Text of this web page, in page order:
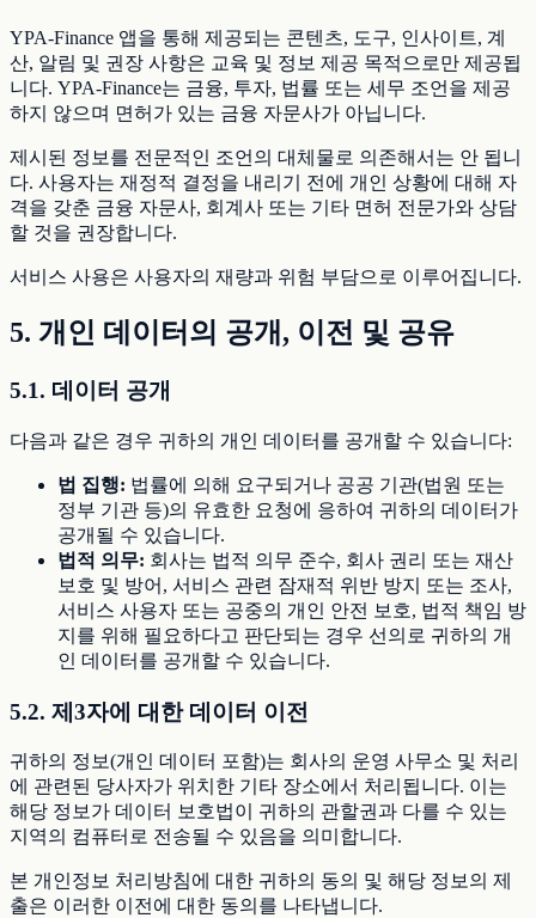
YPA-Finance 앱을 통해 제공되는 콘텐츠, 도구, 인사이트, 계
산, 알림 및 권장 사항은 교육 및 정보 제공 목적으로만 제공됩
니다. YPA-Finance는 금융, 투자, 법률 또는 세무 조언을 제공
하지 않으며 면허가 있는 금융 자문사가 아닙니다.
제시된 정보를 전문적인 조언의 대체물로 의존해서는 안 됩니
다. 사용자는 재정적 결정을 내리기 전에 개인 상황에 대해 자
격을 갖춘 금융 자문사, 회계사 또는 기타 면허 전문가와 상담
할 것을 권장합니다.
서비스 사용은 사용자의 재량과 위험 부담으로 이루어집니다.
5. 개인 데이터의 공개, 이전 및 공유
5.1. 데이터 공개
다음과 같은 경우 귀하의 개인 데이터를 공개할 수 있습니다:
법 집행: 법률에 의해 요구되거나 공공 기관(법원 또는
정부 기관 등)의 유효한 요청에 응하여 귀하의 데이터가
공개될 수 있습니다.
법적 의무: 회사는 법적 의무 준수, 회사 권리 또는 재산
보호 및 방어, 서비스 관련 잠재적 위반 방지 또는 조사,
서비스 사용자 또는 공중의 개인 안전 보호, 법적 책임 방
지를 위해 필요하다고 판단되는 경우 선의로 귀하의 개
인 데이터를 공개할 수 있습니다.
5.2. 제3자에 대한 데이터 이전
귀하의 정보(개인 데이터 포함)는 회사의 운영 사무소 및 처리
에 관련된 당사자가 위치한 기타 장소에서 처리됩니다. 이는
해당 정보가 데이터 보호법이 귀하의 관할권과 다를 수 있는
지역의 컴퓨터로 전송될 수 있음을 의미합니다.
본 개인정보 처리방침에 대한 귀하의 동의 및 해당 정보의 제
출은 이러한 이전에 대한 동의를 나타냅니다.